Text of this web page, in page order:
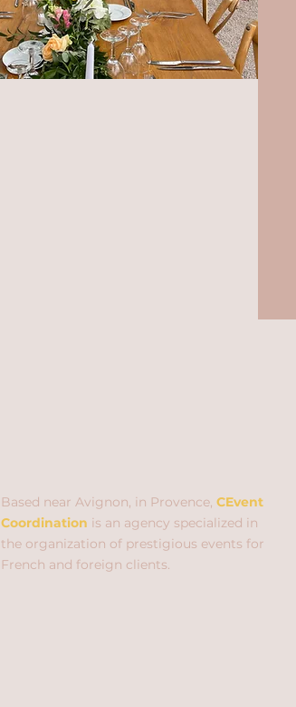
Based near Avignon, in Provence, CEvent
Coordination is an agency specialized in
the organization of prestigious events for
French and foreign clients.